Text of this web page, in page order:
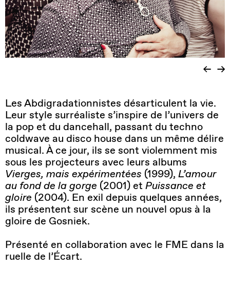
Les Abdigradationnistes désarticulent la vie.
Leur style surréaliste s’inspire de l’univers de
la pop et du dancehall, passant du techno
coldwave au disco house dans un même délire
musical. À ce jour, ils se sont violemment mis
sous les projecteurs avec leurs albums
Vierges, mais expérimentées (1999), L’amour
au fond de la gorge (2001) etPuissance et
gloire (2004). En exil depuis quelques années,
ils présentent sur scène un nouvel opus à la
gloire de Gosniek.
Présenté en collaboration avec le FME dans la
ruelle de l’Écart.